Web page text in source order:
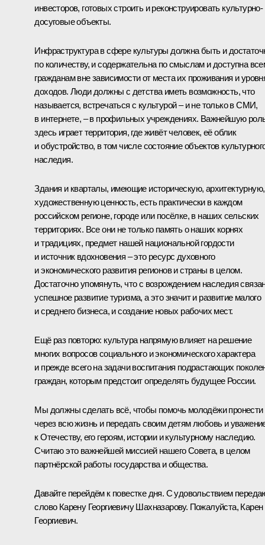
инвесторов, готовых строить и реконструировать культурно-
досуговые объекты.
Инфраструктура в сфере культуры должна быть и
по количеству, и содержательна по смыслам и доступна
гражданам вне зависимости от места их проживания и
доходов. Люди должны с детства иметь возможность, что
называется, встречаться с культурой – и не только в СМИ,
в интернете, – в профильных учреждениях. Важнейшую
здесь играет территория, где живёт человек, её облик
и обустройство, в том числе состояние объектов
наследия.
Здания и кварталы, имеющие историческую, архитектурную,
художественную ценность, есть практически в каждом
российском регионе, городе или посёлке, в наших сельских
территориях. Все они не только память о наших корнях
и традициях, предмет нашей национальной гордости
и источник вдохновения – это ресурс духовного
и экономического развития регионов и страны в целом.
Достаточно упомянуть, что с возрождением наследия
успешное развитие туризма, а это значит и развитие малого
и среднего бизнеса, и создание новых рабочих мест.
Ещё раз повторю: культура напрямую влияет на решение
многих вопросов социального и экономического характера
и прежде всего на задачи воспитания подрастающих
граждан, которым предстоит определять будущее России.
Мы должны сделать всё, чтобы помочь молодёжи пронести
через всю жизнь и передать своим детям любовь и
к Отечеству, его героям, истории и культурному наследию.
Считаю это важнейшей миссией нашего Совета, в целом
партнёрской работы государства и общества.
Давайте перейдём к повестке дня. С удовольствием
слово Карену Георгиевичу Шахназарову. Пожалуйста, Карен
Георгиевич.